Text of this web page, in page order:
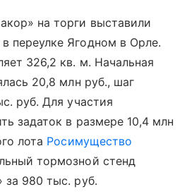
на торги выставили
переулке Ягодном в Орле.
326,2 кв. м. Начальная
20,8 млн руб., шаг
руб. Для участия
задаток в размере 10,4 млн
лота Росимущество
тормозной стенд
за 980 тыс. руб.